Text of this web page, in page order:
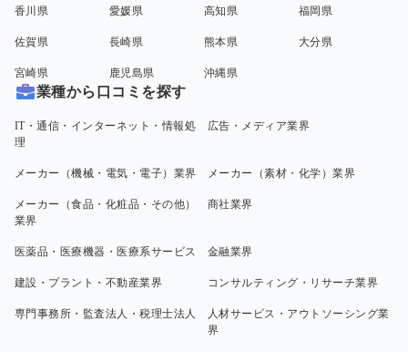
香川県 愛媛県 高知県 福岡県
佐賀県 長崎県 熊本県 大分県
宮崎県 鹿児島県 沖縄県
業種から口コミを探す
IT・通信・インターネット・情報処
理
広告・メディア業界
メーカー（機械・電気・電子）業界 メーカー（素材・化学）業界
メーカー（食品・化粧品・その他）
業界
商社業界
医薬品・医療機器・医療系サービス 金融業界
建設・プラント・不動産業界 コンサルティング・リサーチ業界
専門事務所・監査法人・税理士法人
人材サービス・アウトソーシング業
界